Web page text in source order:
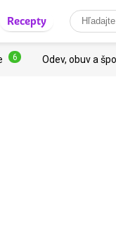
Recepty
6 Odev, obuv a